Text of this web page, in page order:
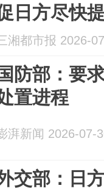
日方尽快
，加快日
中国人民以
湘都市报 2026-
防部：要
置进程
湃新闻 2026-07-
交部：日